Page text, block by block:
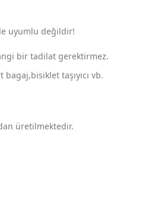
uyumlu değildir!
bir tadilat gerektirmez.
bagaj,bisiklet taşıyıcı vb.
üretilmektedir.